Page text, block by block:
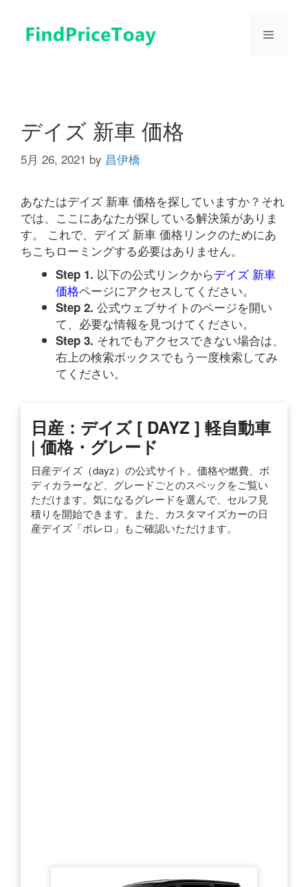
メ
デイズ 新車 価格
5月 26, 2021 by 昌伊橋
あなたはデイズ 新車 価格を探していますか？それ
では、ここにあなたが探している解決策がありま
す。 これで、デイズ 新車 価格リンクのためにあ
ちこちローミングする必要はありません。
Step 1. 以下の公式リンクからデイズ 新車
価格ページにアクセスしてください。
Step 2. 公式ウェブサイトのページを開い
て、必要な情報を見つけてください。
Step 3. それでもアクセスできない場合は、
右上の検索ボックスでもう一度検索してみ
てください。
日産：デイズ [ DAYZ ] 軽自動車
| 価格・グレード
日産デイズ（dayz）の公式サイト。価格や燃費、ボ
ディカラーなど、グレードごとのスペックをご覧い
ただけます。気になるグレードを選んで、セルフ見
積りを開始できます。また、カスタマイズカーの日
産デイズ「ボレロ」もご確認いただけます。